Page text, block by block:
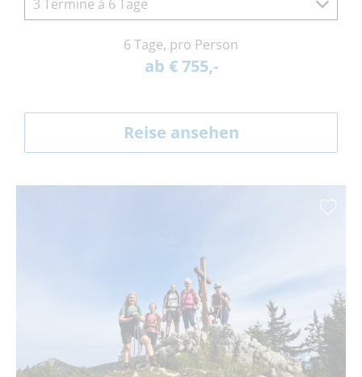
3 Termine à 6 Tage
6 Tage, pro Person
ab € 755,-
Reise ansehen